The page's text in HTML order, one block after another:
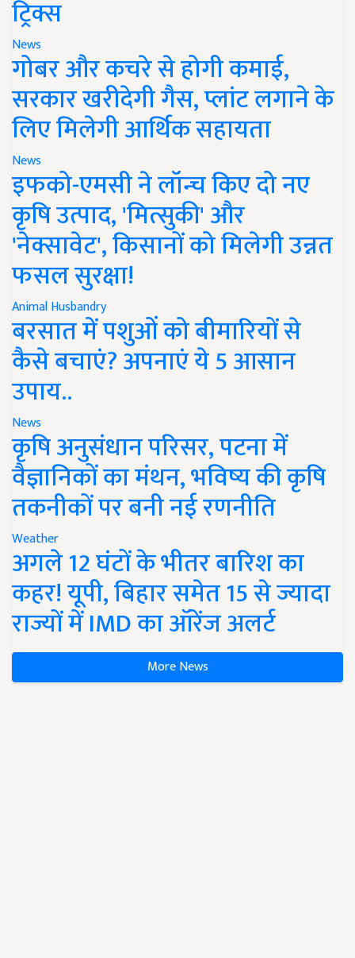
ट्रिक्स
News
गोबर और कचरे से होगी कमाई,
सरकार खरीदेगी गैस, प्लांट लगाने के
लिए मिलेगी आर्थिक सहायता
News
इफको-एमसी ने लॉन्च किए दो नए
कृषि उत्पाद, 'मित्सुकी' और
'नेक्सावेट', किसानों को मिलेगी उन्नत
फसल सुरक्षा!
Animal Husbandry
बरसात में पशुओं को बीमारियों से
कैसे बचाएं? अपनाएं ये 5 आसान
उपाय..
News
कृषि अनुसंधान परिसर, पटना में
वैज्ञानिकों का मंथन, भविष्य की कृषि
तकनीकों पर बनी नई रणनीति
Weather
अगले 12 घंटों के भीतर बारिश का
कहर! यूपी, बिहार समेत 15 से ज्यादा
राज्यों में IMD का ऑरेंज अलर्ट
More News